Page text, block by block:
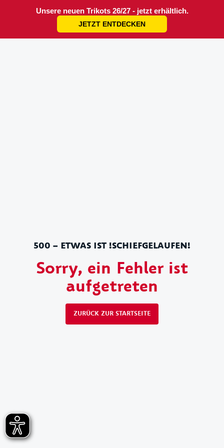
Unsere neuen Trikots 26/27 - jetzt erhältlich.
JETZT ENTDECKEN
500 – ETWAS IST !SCHIEFGELAUFEN!
Sorry, ein Fehler ist
aufgetreten
ZURÜCK ZUR STARTSEITE